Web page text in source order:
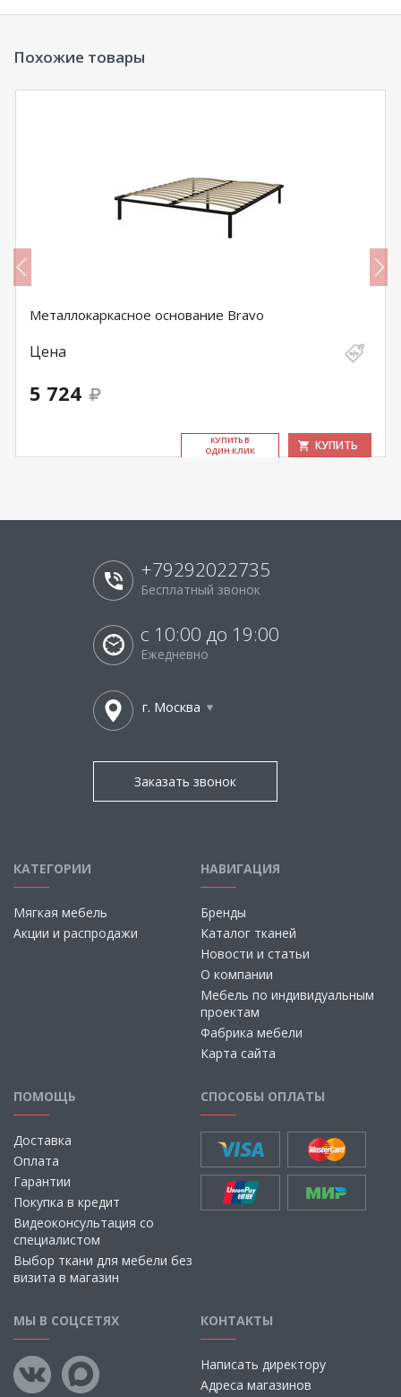
Похожие товары
Металлокаркасное основание Bravo
Цена
5 724
КУ­ПИТЬ В
ОДИН КЛИК
КУПИТЬ
+79292022735
Бесплатный звонок
с 10:00 до 19:00
Ежедневно
г. Москва
Заказать звонок
КАТЕГОРИИ
Мягкая мебель
Акции и распродажи
НАВИГАЦИЯ
Бренды
Каталог тканей
Новости и статьи
О компании
Мебель по индивидуальным
проектам
Фабрика мебели
Карта сайта
ПОМОЩЬ
Доставка
Оплата
Гарантии
Покупка в кредит
Видеоконсультация со
специалистом
Выбор ткани для мебели без
визита в магазин
СПОСОБЫ ОПЛАТЫ
МЫ В СОЦСЕТЯХ КОНТАКТЫ
Написать директору
Адреса магазинов